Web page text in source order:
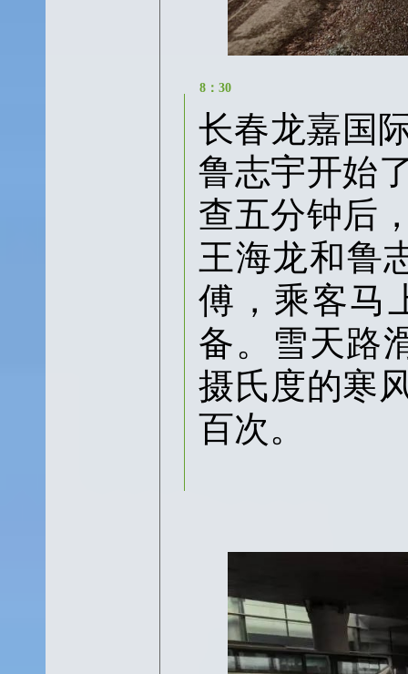
8：30
长春龙嘉国
鲁志宇开始
查五分钟后
王海龙和鲁
傅，乘客马
备。雪天路
摄氏度的寒
百次。